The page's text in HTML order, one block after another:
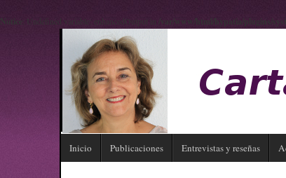
Notice : Undefined variable: enhancedOutput in /var/www/html/hypatia/plugins/
Inicio Publicaciones Entrevistas y reseñas